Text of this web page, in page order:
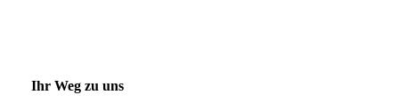
Ihr Weg zu uns